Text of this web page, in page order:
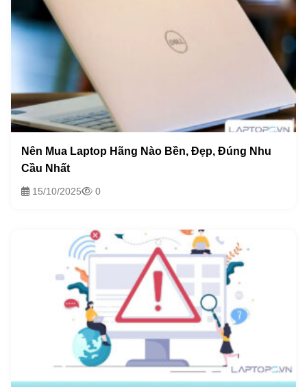
Nên Mua Laptop Hãng Nào Bền, Đẹp, Đúng Nhu
Cầu Nhất
15/10/2025 0